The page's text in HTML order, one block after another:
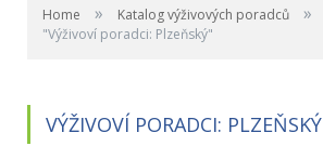
Home » Katalog výživových poradců »
"Výživoví poradci: Plzeňský"
VÝŽIVOVÍ PORADCI: PLZEŇSKÝ